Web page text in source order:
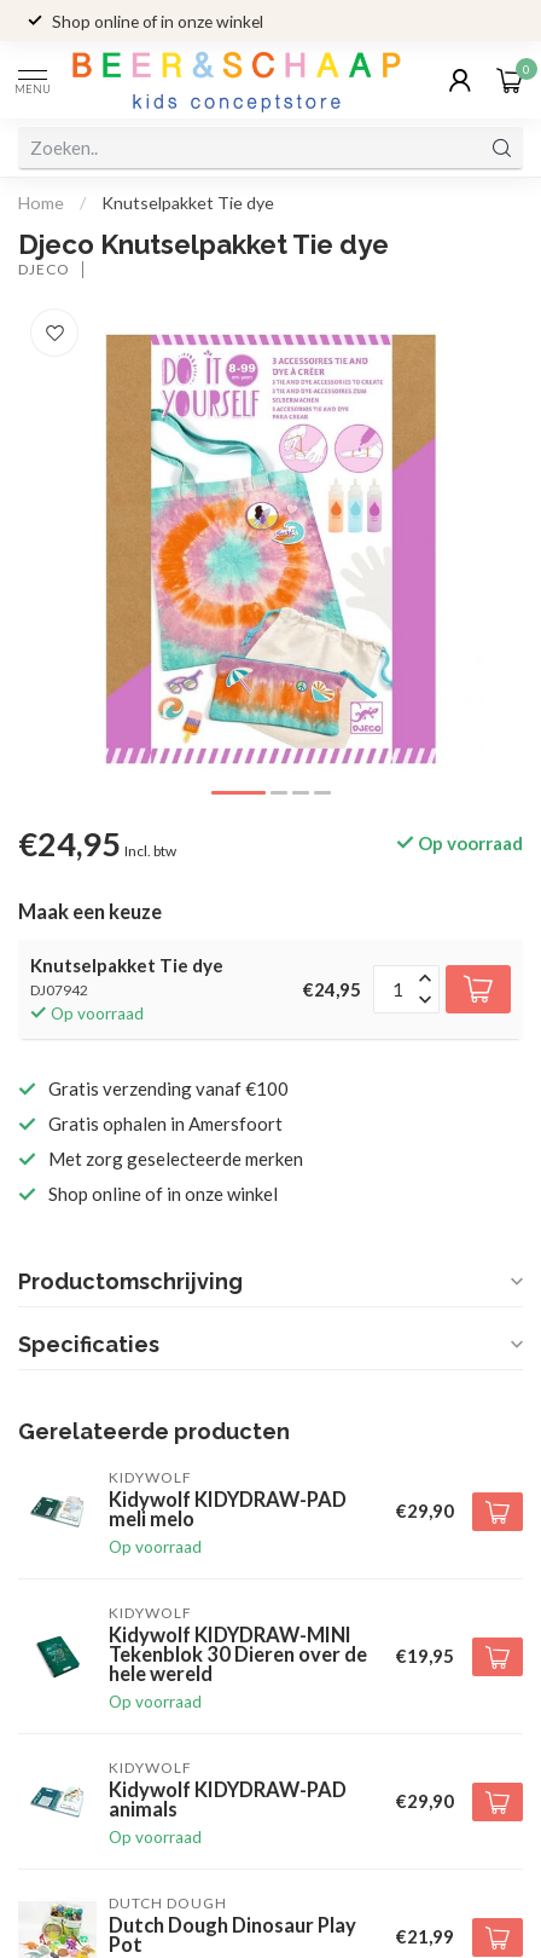
Shop online of in onze winkel
MENU
0
Home / Knutselpakket Tie dye
Djeco Knutselpakket Tie dye
DJECO
€24,95 Incl. btw Op voorraad
Maak een keuze
Knutselpakket Tie dye
DJ07942
Op voorraad
€24,95
Gratis verzending vanaf €100
Gratis ophalen in Amersfoort
Met zorg geselecteerde merken
Shop online of in onze winkel
Productomschrijving
Specificaties
Gerelateerde producten
KIDYWOLF
Kidywolf KIDYDRAW-PAD
meli melo
Op voorraad
€29,90
KIDYWOLF
Kidywolf KIDYDRAW-MINI
Tekenblok 30 Dieren over de
hele wereld
Op voorraad
€19,95
KIDYWOLF
Kidywolf KIDYDRAW-PAD
animals
Op voorraad
€29,90
DUTCH DOUGH
Dutch Dough Dinosaur Play
Pot
€21,99